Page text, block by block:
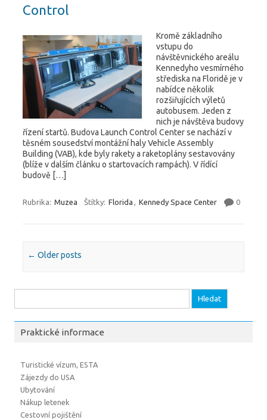
Control
Kromě základního
vstupu do
návštěvnického areálu
Kennedyho vesmírného
střediska na Floridě je v
nabídce několik
rozšiřujících výletů
autobusem. Jeden z
nich je návštěva budovy
řízení startů. Budova Launch Control Center se nachází v
těsném sousedství montážní haly Vehicle Assembly
Building (VAB), kde byly rakety a raketoplány sestavovány
(blíže v dalším článku o startovacích rampách). V řídící
budově […]
Rubrika: Muzea Štítky: Florida , Kennedy Space Center 0
Post navigation
← Older posts
Praktické informace
Turistické vízum, ESTA
Zájezdy do USA
Ubytování
Nákup letenek
Cestovní pojištění